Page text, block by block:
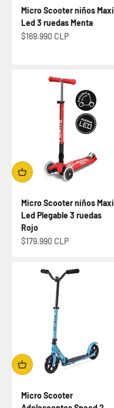
Micro Scooter niños Maxi
Led 3 ruedas Menta
Precio de oferta
$169.990 CLP
Micro Scooter niños Maxi
Led Plegable 3 ruedas
Rojo
Precio de oferta
$179.990 CLP
Micro Scooter